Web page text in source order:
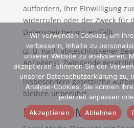
auffordern, Ihre Einwilligung
widerrufen oder der Zweck für
Datenspeicherung entfällt
(z. B. nach abgeschlossener
Anliegens). Zwingende
insbesondere gesetzliche
bleiben unberührt.
5. Soziale Medien
Wir verwenden Cookies, um
verbessern, Inhalte zu
unserer Website zu analysieren.
akzeptieren“ stimmen Sie der
unserer Datenschutzerklärung zu,
Analyse-Cookies. Sie können
jederzeit anpassen
Akzeptieren
Ablehnen